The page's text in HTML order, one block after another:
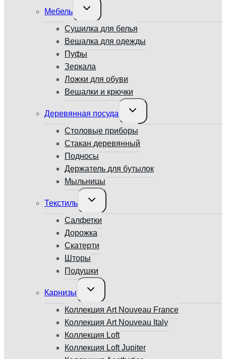
Мебель
Переключить
дочернее
Сушилка для белья
Вешалка для одежды
Пуфы
Зеркала
Ложки для обуви
Вешалки и крючки
Деревянная посуда
Переключить
дочернее
Столовые приборы
Стакан деревянный
Подносы
Держатель для бутылок
Мыльницы
Текстиль
Переключить
дочернее
Салфетки
Дорожка
Скатерти
Шторы
Подушки
Карнизы
Переключить
дочернее
Коллекция Art Nouveau France
Коллекция Art Nouveau Italy
Коллекция Loft
Коллекция Loft Jupiter